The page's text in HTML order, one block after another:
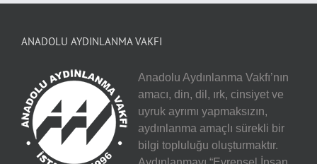
ANADOLU AYDINLANMA VAKFI
Anadolu Aydınlanma Vakfı’nın
amacı, din, dil, ırk, cinsiyet ve
uyruk ayrımı yapmaksızın,
aydınlanma amaçlı sürekli bir
bilgi topluluğu oluşturmaktır.